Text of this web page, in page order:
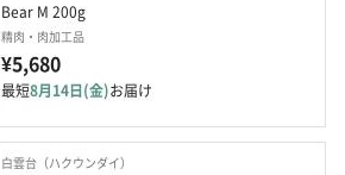
Bear M 200g
精肉・肉加工品
¥5,680
最短8月14日(金)お届け
白雲台（ハクウンダイ）